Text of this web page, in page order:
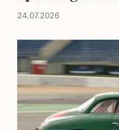
24.07.2026